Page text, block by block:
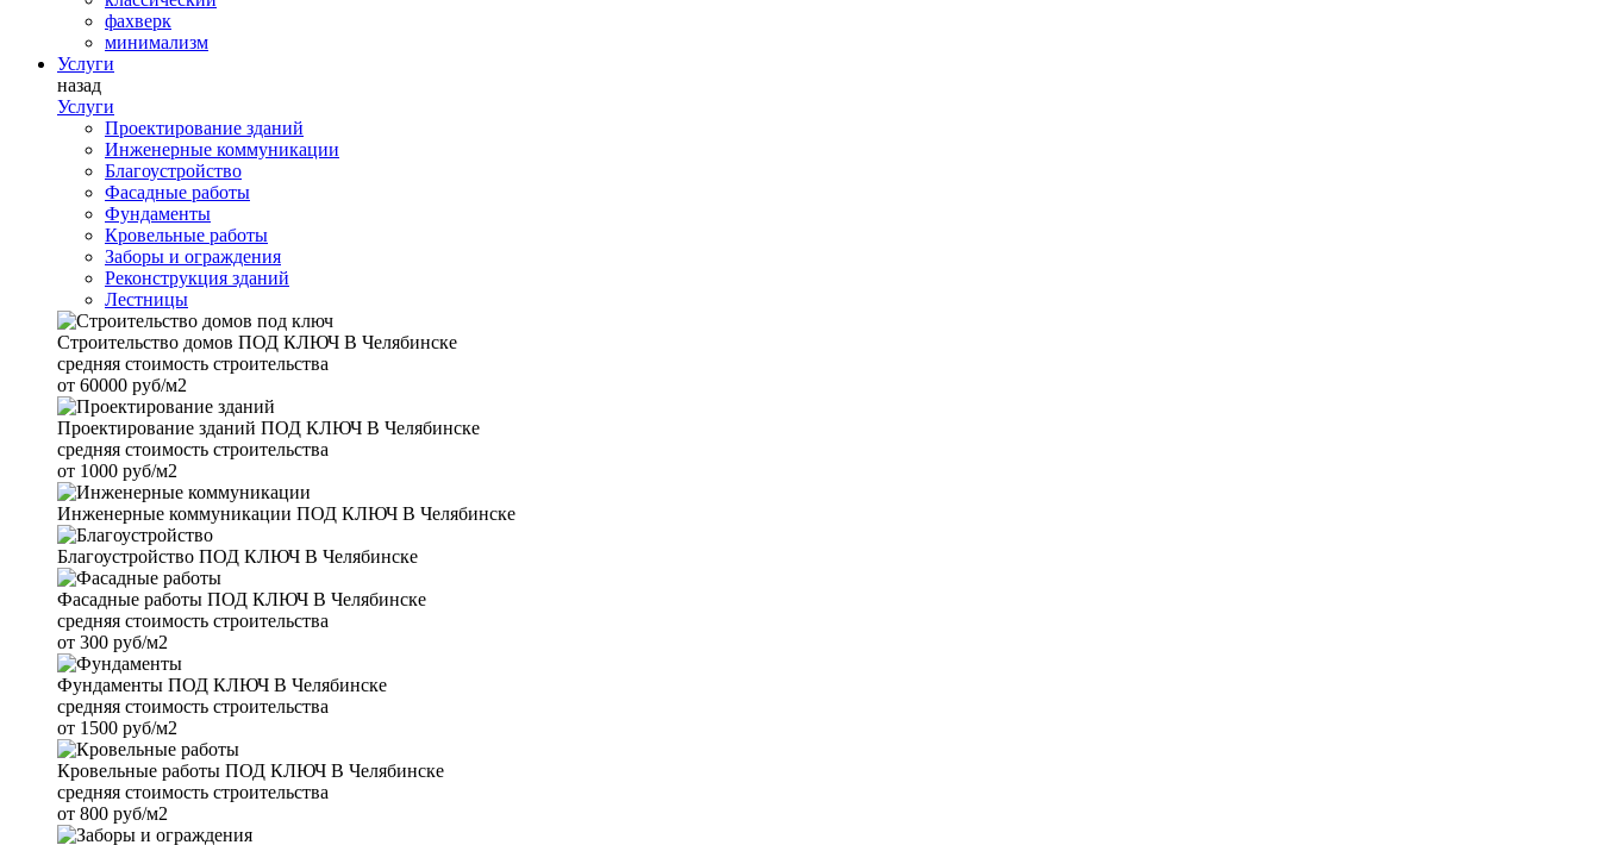
фахверк
минимализм
Услуги
назад
Услуги
Проектирование зданий
Инженерные коммуникации
Благоустройство
Фасадные работы
Фундаменты
Кровельные работы
Заборы и ограждения
Реконструкция зданий
Лестницы
Строительство домов ПОД КЛЮЧ В Челябинске
средняя стоимость строительства
от 60000 руб/м2
Проектирование зданий ПОД КЛЮЧ В Челябинске
средняя стоимость строительства
от 1000 руб/м2
Инженерные коммуникации ПОД КЛЮЧ В Челябинске
Благоустройство ПОД КЛЮЧ В Челябинске
Фасадные работы ПОД КЛЮЧ В Челябинске
средняя стоимость строительства
от 300 руб/м2
Фундаменты ПОД КЛЮЧ В Челябинске
средняя стоимость строительства
от 1500 руб/м2
Кровельные работы ПОД КЛЮЧ В Челябинске
средняя стоимость строительства
от 800 руб/м2